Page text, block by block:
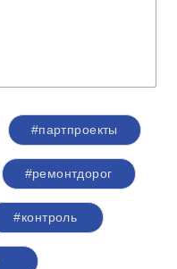
#партпроекты
#ремонтдорог
#контроль